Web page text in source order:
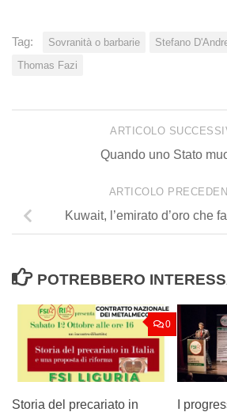
Tag: Sovranità o barbarie Stefano
Thomas Fazi
ARTICOLO
Quando uno Stato
ARTICOLO
Kuwait, l’emirato d’oro che
POTREBBERO
0
Storia del precariato in
I